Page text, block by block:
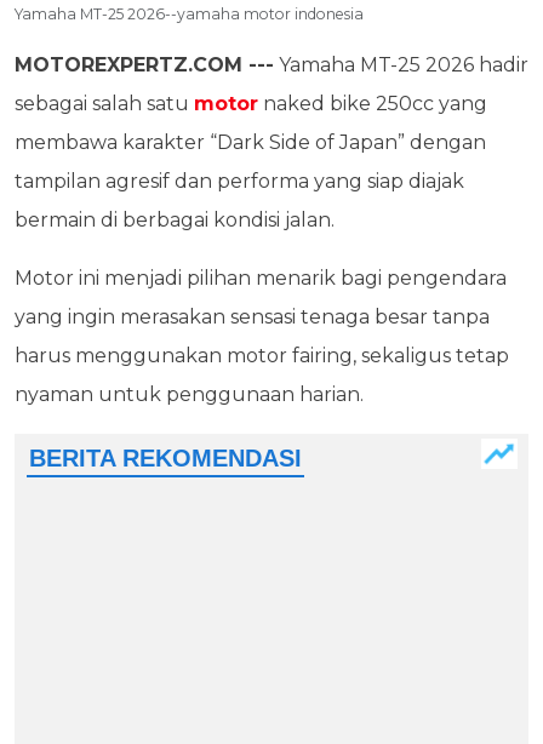
Yamaha MT-25 2026--yamaha motor indonesia
MOTOREXPERTZ.COM --- Yamaha MT-25 2026 hadir
sebagai salah satu motor naked bike 250cc yang
membawa karakter “Dark Side of Japan” dengan
tampilan agresif dan performa yang siap diajak
bermain di berbagai kondisi jalan.
Motor ini menjadi pilihan menarik bagi pengendara
yang ingin merasakan sensasi tenaga besar tanpa
harus menggunakan motor fairing, sekaligus tetap
nyaman untuk penggunaan harian.